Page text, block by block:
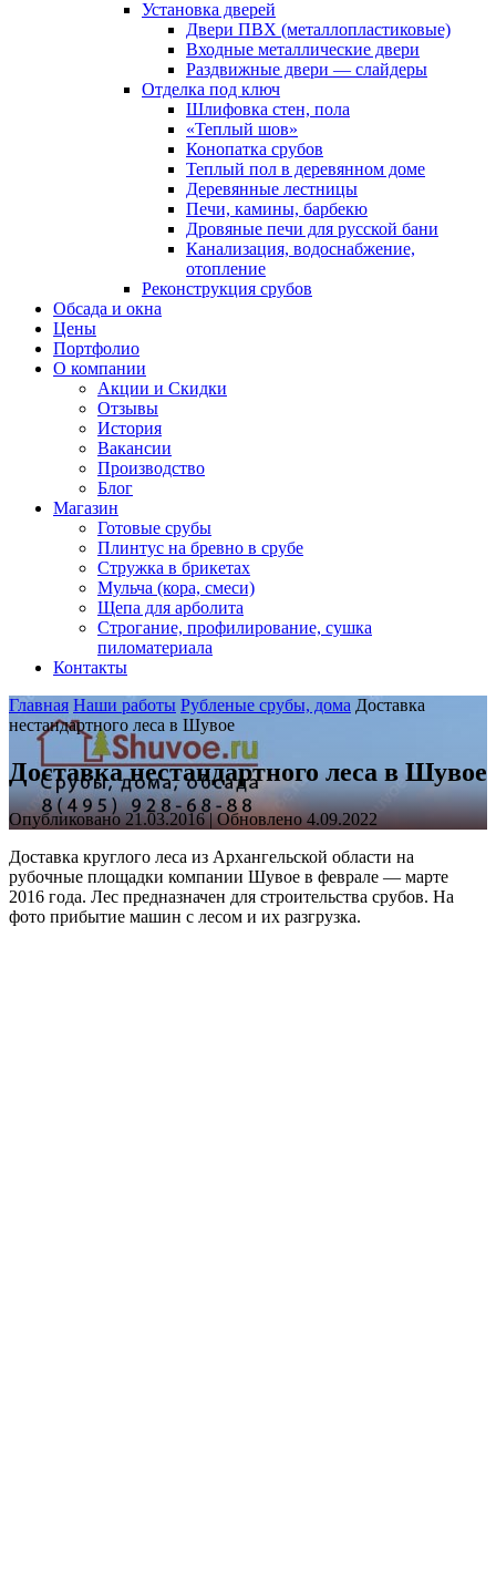
Установка дверей
Двери ПВХ (металлопластиковые)
Входные металлические двери
Раздвижные двери — слайдеры
Отделка под ключ
Шлифовка стен, пола
«Теплый шов»
Конопатка срубов
Теплый пол в деревянном доме
Деревянные лестницы
Печи, камины, барбекю
Дровяные печи для русской бани
Канализация, водоснабжение,
отопление
Реконструкция срубов
Обсада и окна
Цены
Портфолио
О компании
Акции и Скидки
Отзывы
История
Вакансии
Производство
Блог
Магазин
Готовые срубы
Плинтус на бревно в срубе
Стружка в брикетах
Мульча (кора, смеси)
Щепа для арболита
Строгание, профилирование, сушка
пиломатериала
Контакты
Главная Наши работы Рубленые срубы, дома Доставка
нестандартного леса в Шувое
Доставка нестандартного леса в Шувое
Опубликовано 21.03.2016 | Обновлено 4.09.2022
Доставка круглого леса из Архангельской области на
рубочные площадки компании Шувое в феврале — марте
2016 года. Лес предназначен для строительства срубов. На
фото прибытие машин с лесом и их разгрузка.